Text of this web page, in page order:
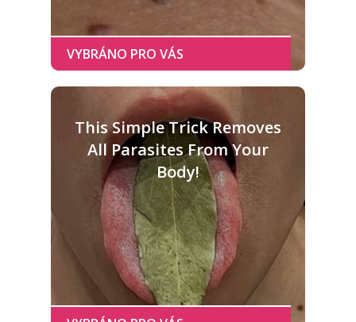
This Simple Trick Removes
All Parasites From Your
Body!